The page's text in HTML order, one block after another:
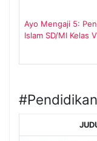
Ayo Mengaji 5:
Islam SD/MI Kelas V